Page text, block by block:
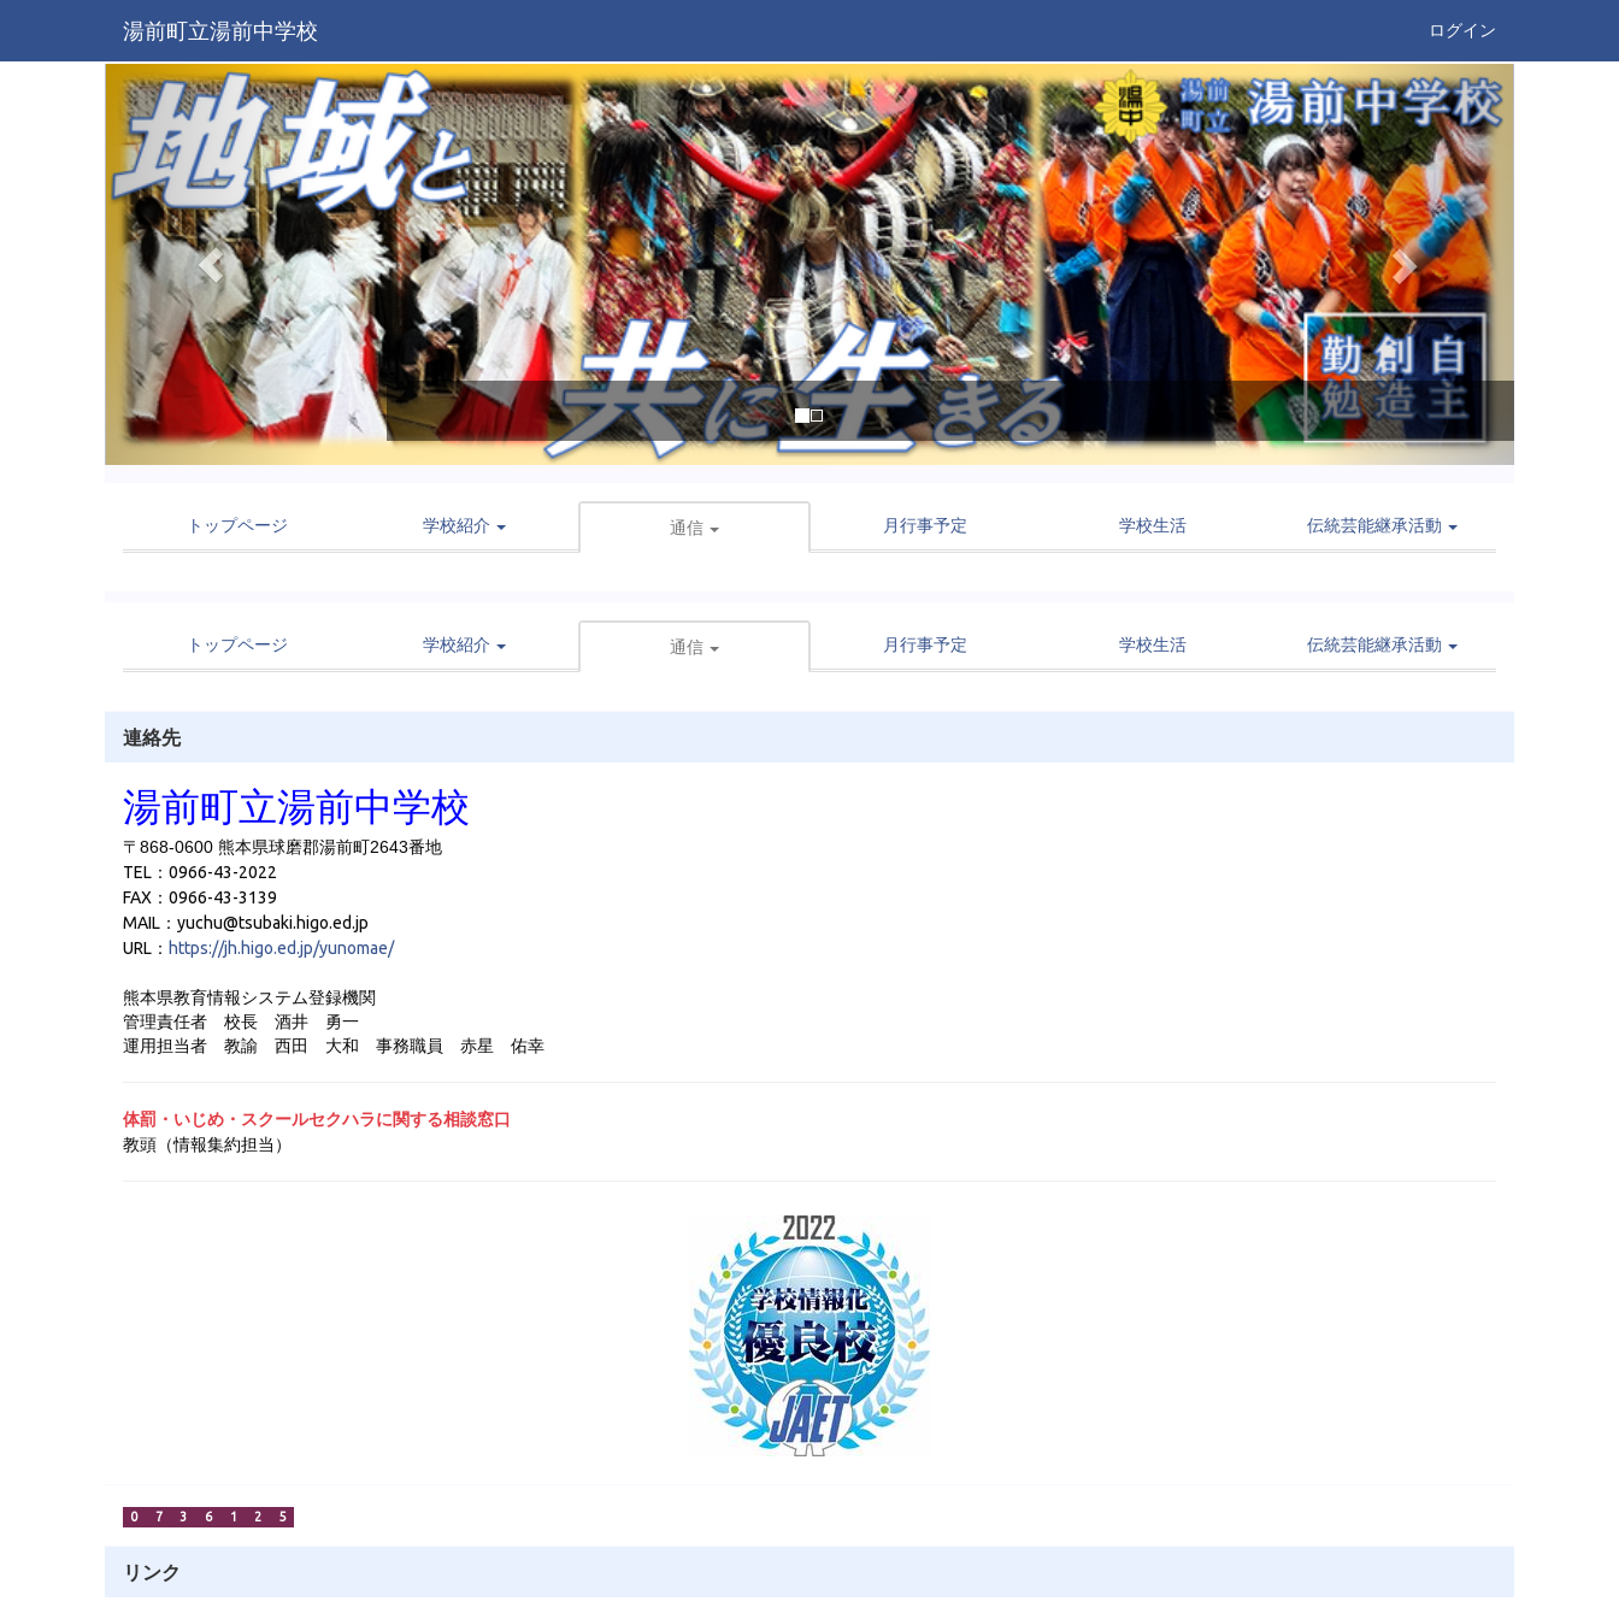
湯前町立湯前中学校 ログイン
p
r
e
v
i
o
u
s
n
e
x
t
トップページ 学校紹介 通信 月行事予定 学校生活 伝統芸能継承活動
トップページ 学校紹介 通信 月行事予定 学校生活 伝統芸能継承活動
連絡先
湯前町立湯前中学校
〒868-0600 熊本県球磨郡湯前町2643番地
TEL：0966-43-2022
FAX：0966-43-3139
MAIL：yuchu@tsubaki.higo.ed.jp
URL： https://jh.higo.ed.jp/yunomae/
熊本県教育情報システム登録機関
管理責任者 校長 酒井 勇一
運用担当者 教諭 西田 大和 事務職員 赤星 佑幸
体罰・いじめ・スクールセクハラに関する相談窓口
教頭（情報集約担当）
0 7 3 6 1 2 5
リンク